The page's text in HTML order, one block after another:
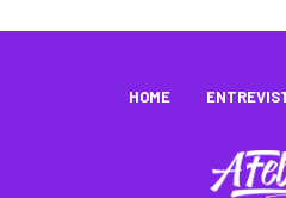
HOME